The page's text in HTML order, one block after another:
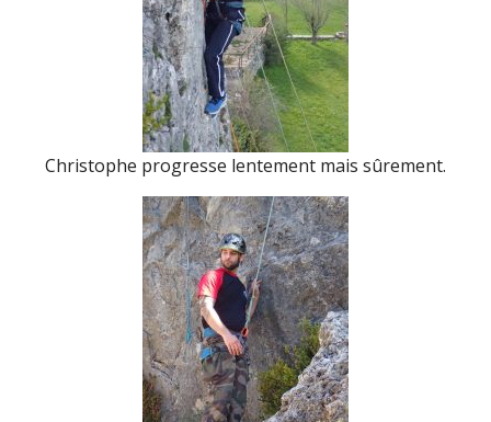
Christophe progresse lentement mais sûrement.